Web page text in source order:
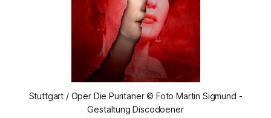
Stuttgart / Oper Die Puritaner © Foto Martin Sigmund -
Gestaltung Discodoener